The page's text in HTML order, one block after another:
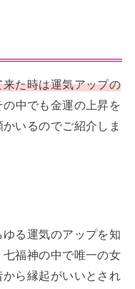
た時は運気アップの
中でも金運の上昇を
いるのでご紹介しま
る運気のアップを知
福神の中で唯一の女
ら縁起がいいとされ